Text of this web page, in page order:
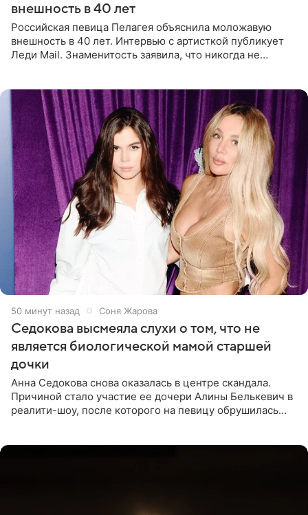
внешность в 40 лет
Российская певица Пелагея объяснила моложавую
внешность в 40 лет. Интервью с артисткой публикует
Леди Mail. Знаменитость заявила, что никогда не
50 минут назад Соня Жарова
Седокова высмеяла слухи о том, что не
является биологической мамой старшей
дочки
Анна Седокова снова оказалась в центре скандала.
Причиной стало участие ее дочери Алины Белькевич в
реалити-шоу, после которого на певицу обрушилась